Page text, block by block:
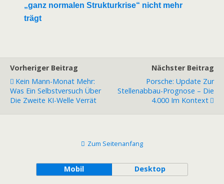
„ganz normalen Strukturkrise“ nicht mehr
trägt
Vorheriger Beitrag
Kein Mann-Monat Mehr:
Was Ein Selbstversuch Über
Die Zweite KI-Welle Verrät
Nächster Beitrag
Porsche: Update Zur
Stellenabbau-Prognose – Die
4.000 Im Kontext
Zum Seitenanfang
Mobil Desktop